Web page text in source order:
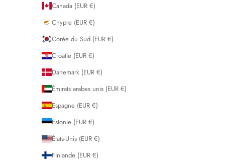
Canada (EUR €)
Chypre (EUR €)
Corée du Sud (EUR €)
Croatie (EUR €)
Danemark (EUR €)
Émirats arabes unis (EUR €)
Espagne (EUR €)
Estonie (EUR €)
États-Unis (EUR €)
Finlande (EUR €)